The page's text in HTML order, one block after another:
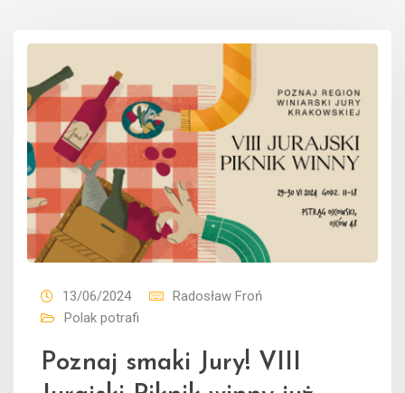
13/06/2024
Radosław Froń
Polak potrafi
Poznaj smaki Jury! VIII